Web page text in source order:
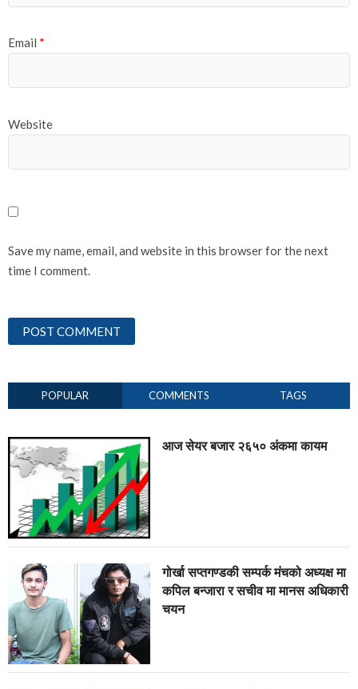
Email *
Website
Save my name, email, and website in this browser for the next
time I comment.
POPULAR COMMENTS TAGS
आज सेयर बजार २६५० अंकमा कायम
गोर्खा सप्तगण्डकी सम्पर्क मंचको अध्यक्ष मा
कपिल बन्जारा र सचीव मा मानस अधिकारी
चयन